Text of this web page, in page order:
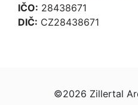
IČO: 28438671
DIČ: CZ28438671
©2026 Zillertal